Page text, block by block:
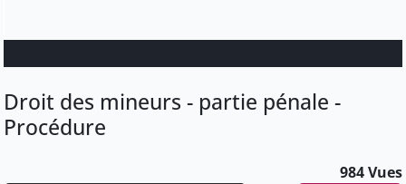
Droit des mineurs - partie pénale -
Procédure
984 Vues